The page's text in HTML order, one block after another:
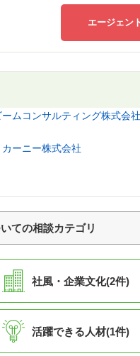
エージェン
ームコンサルティング株式会社
カーニー株式会社
ての相談カテゴリ
社風・企業文化(2件)
活躍できる人材(1件)